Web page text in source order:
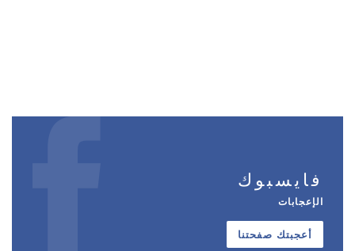
فايسبوك
الإعجابات
أعجبتك صفحتنا